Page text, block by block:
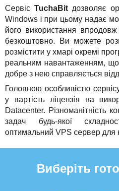
СервісTuchaBit дозволяє
Windows і при цьому надає
його використання
безкоштовно. Ви можете
розмістити у хмарі окремі
реальним навантаженням,
добре з нею справляється
Головною особливістю
у вартість ліцензія на
Datacenter. Різноманітність
задач будь-якої
оптимальний VPS сервер для
Виберіть